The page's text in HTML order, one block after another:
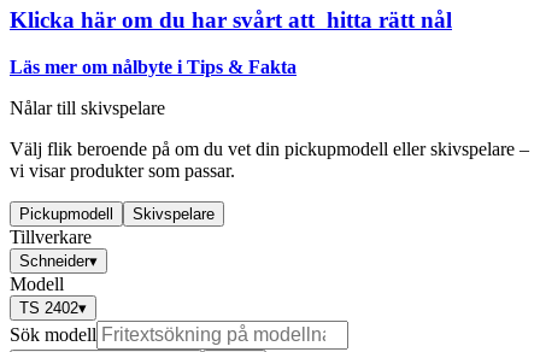
Klicka här om du har svårt att hitta rätt nål
Läs mer om nålbyte i Tips & Fakta
Nålar till skivspelare
Välj flik beroende på om du vet din pickupmodell eller skivspelare –
vi visar produkter som passar.
Pickupmodell Skivspelare
Tillverkare
Schneider▾
Modell
TS 2402▾
Sök modell